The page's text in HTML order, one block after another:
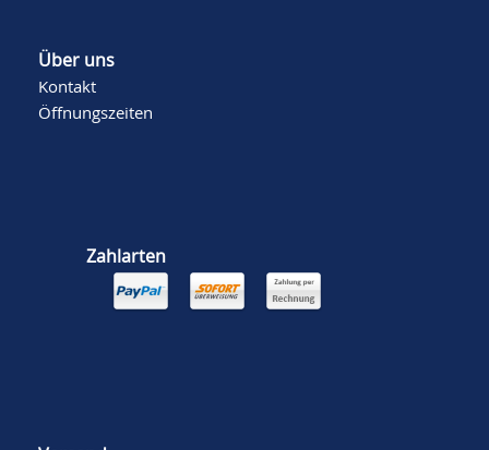
Über uns
Kontakt
Öffnungszeiten
Zahlarten